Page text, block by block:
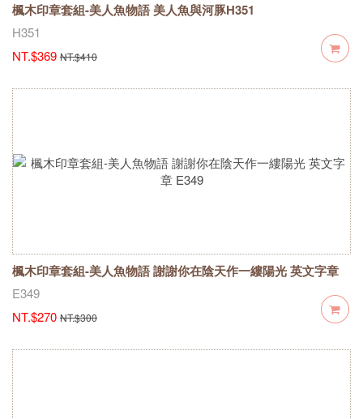
楓木印章套組-美人魚物語 美人魚與河豚H351
H351
NT.$369 NT.$410
楓木印章套組-美人魚物語 謝謝你在陰天作一縷陽光 英文字章
E349
E349
NT.$270 NT.$300